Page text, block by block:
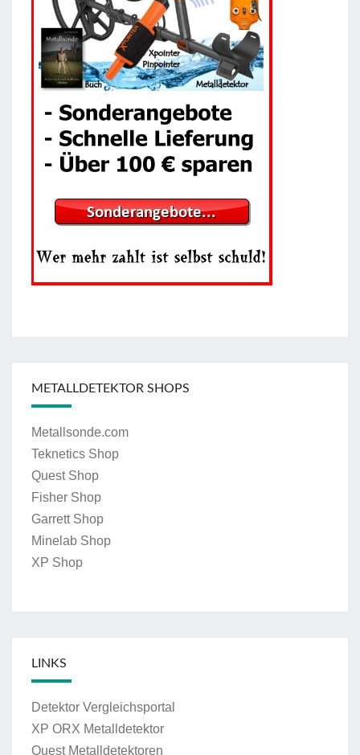
METALLDETEKTOR SHOPS
Metallsonde.com
Teknetics Shop
Quest Shop
Fisher Shop
Garrett Shop
Minelab Shop
XP Shop
LINKS
Detektor Vergleichsportal
XP ORX Metalldetektor
Quest Metalldetektoren